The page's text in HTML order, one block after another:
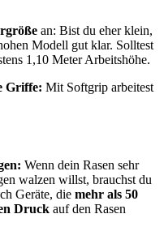
an: Bist du eher klein,
Modell gut klar. Solltest
1,10 Meter Arbeitshöhe.
Griffe: Mit Softgrip arbeitest
Wenn dein Rasen sehr
walzen willst, brauchst du
Geräte, die mehr als 50
Druck auf den Rasen